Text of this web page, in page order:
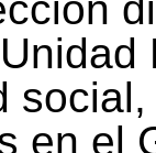
en el